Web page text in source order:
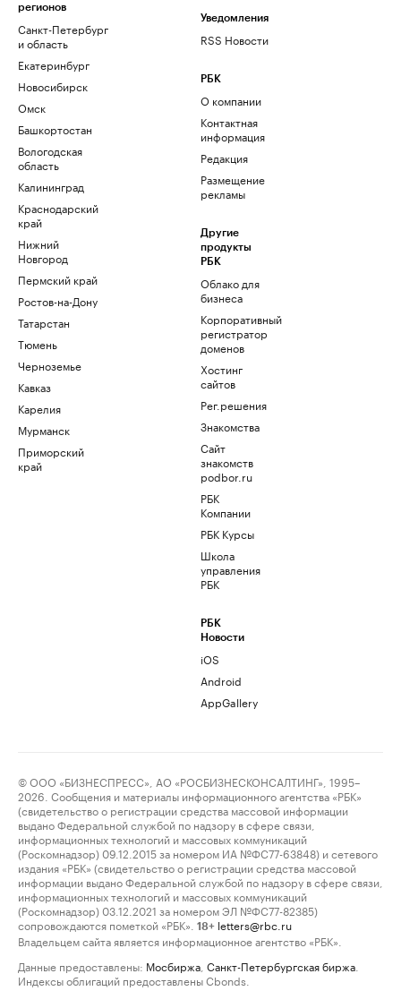
регионов
Санкт-Петербург
и область
Екатеринбург
Новосибирск
Омск
Башкортостан
Вологодская
область
Калининград
Краснодарский
край
Нижний
Новгород
Пермский край
Ростов-на-Дону
Татарстан
Тюмень
Черноземье
Кавказ
Карелия
Мурманск
Приморский
край
Уведомления
RSS Новости
РБК
О компании
Контактная
информация
Редакция
Размещение
рекламы
Другие
продукты
РБК
Облако для
бизнеса
Корпоративный
регистратор
доменов
Хостинг
сайтов
Рег.решения
Знакомства
Сайт
знакомств
podbor.ru
РБК
Компании
РБК Курсы
Школа
управления
РБК
РБК
Новости
iOS
Android
AppGallery
© ООО «БИЗНЕСПРЕСС», АО «РОСБИЗНЕСКОНСАЛТИНГ», 1995–
2026. Сообщения и материалы информационного агентства «РБК»
(свидетельство о регистрации средства массовой информации
выдано Федеральной службой по надзору в сфере связи,
информационных технологий и массовых коммуникаций
(Роскомнадзор) 09.12.2015 за номером ИА №ФС77-63848) и сетевого
издания «РБК» (свидетельство о регистрации средства массовой
информации выдано Федеральной службой по надзору в сфере связи,
информационных технологий и массовых коммуникаций
(Роскомнадзор) 03.12.2021 за номером ЭЛ №ФС77-82385)
сопровождаются пометкой «РБК».
18+ letters@rbc.ru
Владельцем сайта является информационное агентство «РБК».
Данные предоставлены: Мосбиржа Санкт-Петербургская биржа
Индексы облигаций предоставлены Cbonds.